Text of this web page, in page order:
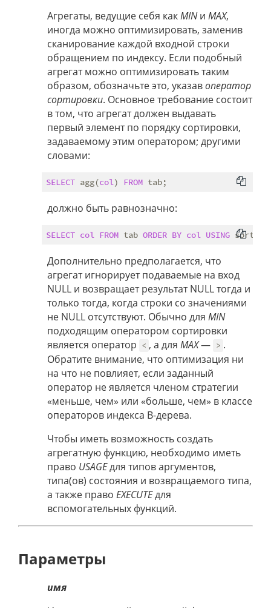
Агрегаты, ведущие себя какMINи MAX,
иногда можно оптимизировать, заменив
сканирование каждой входной строки
обращением по индексу. Если подобный
агрегат можно оптимизировать таким
образом, обозначьте это, указавоператор
сортировки. Основное требование состоит
в том, что агрегат должен выдавать
первый элемент по порядку сортировки,
задаваемому этим оператором; другими
словами:
SELECT agg(col) FROM
должно быть равнозначно:
SELECT col FROM tab ORDER BY col USING sortop
Дополнительно предполагается, что
агрегат игнорирует подаваемые на вход
NULL и возвращает результат NULL тогда и
только тогда, когда строки со значениями
не NULL отсутствуют. Обычно для MIN
подходящим оператором сортировки
является оператор < , а дляMAX— > .
Обратите внимание, что оптимизация ни
на что не повлияет, если заданный
оператор не является членом стратегии
«меньше, чем» или «больше, чем» в классе
операторов индекса B-дерева.
Чтобы иметь возможность создать
агрегатную функцию, необходимо иметь
право USAGEдля типов аргументов,
типа(ов) состояния и возвращаемого типа,
а также право EXECUTEдля
вспомогательных функций.
Параметры
имя